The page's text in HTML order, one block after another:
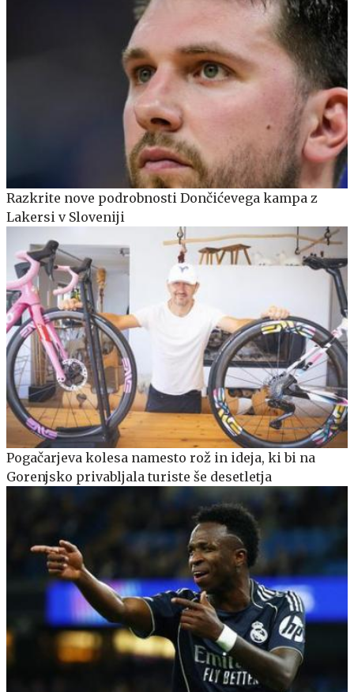
Razkrite nove podrobnosti Dončićevega kampa z
Lakersi v Sloveniji
Pogačarjeva kolesa namesto rož in ideja, ki bi na
Gorenjsko privabljala turiste še desetletja